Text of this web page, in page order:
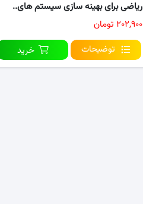
ریاضی برای بهینه‌ سازی سیستم‌ های..
۲۰۲,۹۰۰ تومان
توضیحات
خرید